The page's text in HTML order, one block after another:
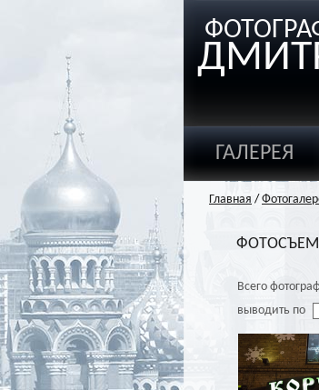
ГАЛЕРЕЯ
Главная /
Всего
выводить по